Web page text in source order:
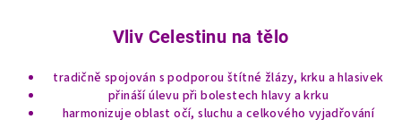
u
Vliv Celestinu na tělo
tradičně spojován s podporou štítné žlázy, krku a hlasivek
přináší úlevu při bolestech hlavy a krku
harmonizuje oblast očí, sluchu a celkového vyjadřování